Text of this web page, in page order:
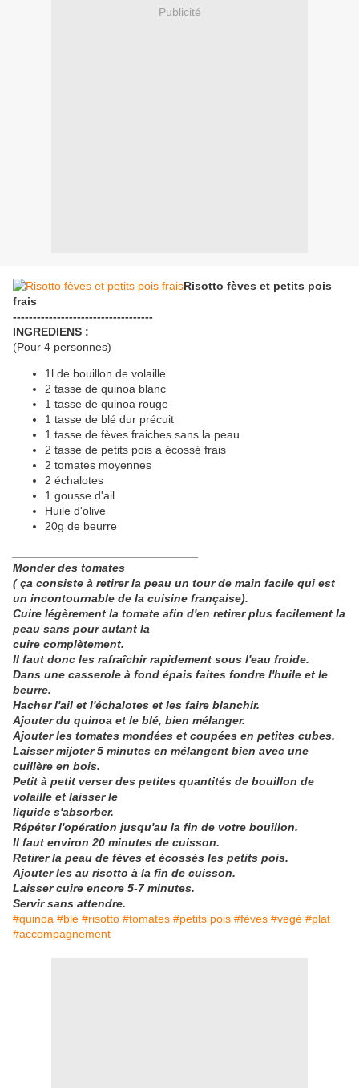
Publicité
Risotto fèves et petits pois
frais
-----------------------------------
INGREDIENS :
(Pour 4 personnes)
1l de bouillon de volaille
2 tasse de quinoa blanc
1 tasse de quinoa rouge
1 tasse de blé dur précuit
1 tasse de fèves fraiches sans la peau
2 tasse de petits pois a écossé frais
2 tomates moyennes
2 échalotes
1 gousse d'ail
Huile d'olive
20g de beurre
Monder des tomates
( ça consiste à retirer la peau un tour de main facile qui est
un incontournable de la cuisine française).
Cuire légèrement la tomate afin d'en retirer plus facilement la
peau sans pour autant la
cuire complètement.
Il faut donc les rafraîchir rapidement sous l'eau froide.
Dans une casserole à fond épais faites fondre l'huile et le
beurre.
Hacher l'ail et l'échalotes et les faire blanchir.
Ajouter du quinoa et le blé, bien mélanger.
Ajouter les tomates mondées et coupées en petites cubes.
Laisser mijoter 5 minutes en mélangent bien avec une
cuillère en bois.
Petit à petit verser des petites quantités de bouillon de
volaille et laisser le
liquide s'absorber.
Répéter l'opération jusqu'au la fin de votre bouillon.
Il faut environ 20 minutes de cuisson.
Retirer la peau de fèves et écossés les petits pois.
Ajouter les au risotto à la fin de cuisson.
Laisser cuire encore 5-7 minutes.
Servir sans attendre.
#quinoa #blé #risotto #tomates #petits pois #fèves #vegé #plat
#accompagnement